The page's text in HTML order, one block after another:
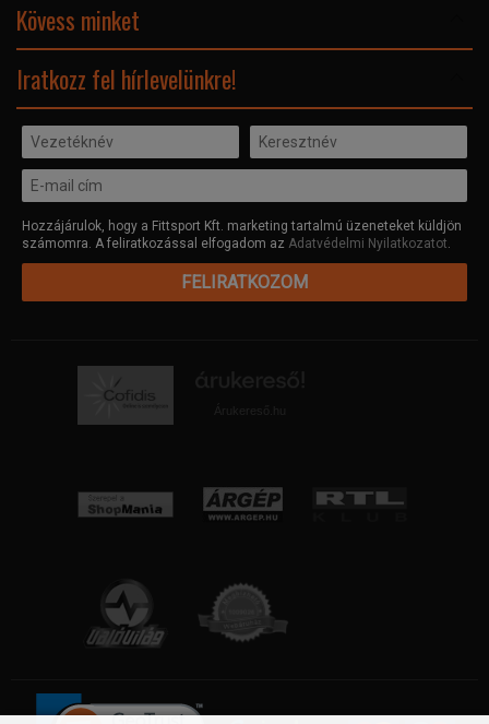
Adatvédelmi nyilatkozat
Kövess minket
Iratkozz fel hírlevelünkre!
Hozzájárulok, hogy a Fittsport Kft. marketing tartalmú üzeneteket küldjön
számomra. A feliratkozással elfogadom az Adatvédelmi Nyilatkozatot.
FELIRATKOZOM